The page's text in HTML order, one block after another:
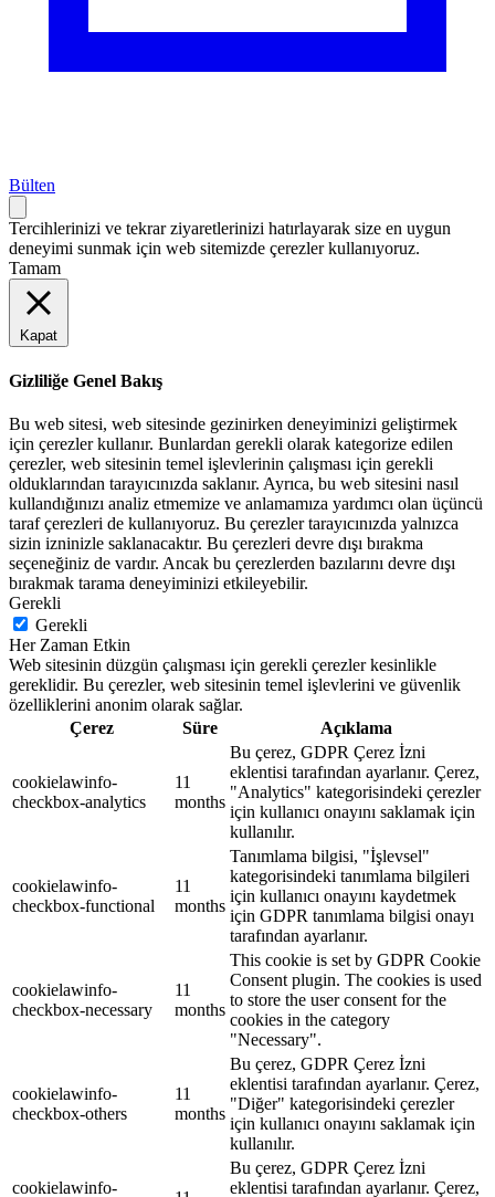
Bülten
Tercihlerinizi ve tekrar ziyaretlerinizi hatırlayarak size en uygun
deneyimi sunmak için web sitemizde çerezler kullanıyoruz.
Tamam
Kapat
Gizliliğe Genel Bakış
Bu web sitesi, web sitesinde gezinirken deneyiminizi geliştirmek
için çerezler kullanır. Bunlardan gerekli olarak kategorize edilen
çerezler, web sitesinin temel işlevlerinin çalışması için gerekli
olduklarından tarayıcınızda saklanır. Ayrıca, bu web sitesini nasıl
kullandığınızı analiz etmemize ve anlamamıza yardımcı olan üçüncü
taraf çerezleri de kullanıyoruz. Bu çerezler tarayıcınızda yalnızca
sizin izninizle saklanacaktır. Bu çerezleri devre dışı bırakma
seçeneğiniz de vardır. Ancak bu çerezlerden bazılarını devre dışı
bırakmak tarama deneyiminizi etkileyebilir.
Gerekli
Gerekli
Her Zaman Etkin
Web sitesinin düzgün çalışması için gerekli çerezler kesinlikle
gereklidir. Bu çerezler, web sitesinin temel işlevlerini ve güvenlik
özelliklerini anonim olarak sağlar.
Çerez
Süre Açıklama
cookielawinfo-
checkbox-analytics
11
months
Bu çerez, GDPR Çerez İzni
eklentisi tarafından ayarlanır. Çerez,
"Analytics" kategorisindeki çerezler
için kullanıcı onayını saklamak için
kullanılır.
cookielawinfo-
checkbox-functional
11
months
Tanımlama bilgisi, "İşlevsel"
kategorisindeki tanımlama bilgileri
için kullanıcı onayını kaydetmek
için GDPR tanımlama bilgisi onayı
tarafından ayarlanır.
cookielawinfo-
checkbox-necessary
11
months
This cookie is set by GDPR Cookie
Consent plugin. The cookies is used
to store the user consent for the
cookies in the category
"Necessary".
cookielawinfo-
checkbox-others
11
months
Bu çerez, GDPR Çerez İzni
eklentisi tarafından ayarlanır. Çerez,
"Diğer" kategorisindeki çerezler
için kullanıcı onayını saklamak için
kullanılır.
cookielawinfo-
Bu çerez, GDPR Çerez İzni
eklentisi tarafından ayarlanır. Çerez,